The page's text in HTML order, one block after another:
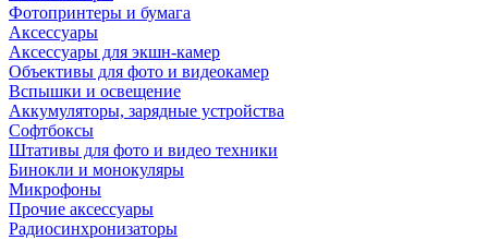
Фотопринтеры и бумага
Аксессуары
Аксессуары для экшн-камер
Объективы для фото и видеокамер
Вспышки и освещение
Аккумуляторы, зарядные устройства
Софтбоксы
Штативы для фото и видео техники
Бинокли и монокуляры
Микрофоны
Прочие аксессуары
Радиосинхронизаторы